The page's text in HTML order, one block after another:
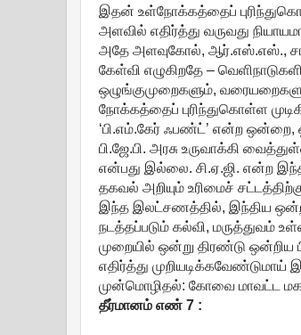
இதன் உள்நோக்கத்தைப்
அளவில் எதிர்த்து வருவது
அதே அளவுகோல், ஆர்.எஸ்.எஸ்., சங்
கேள்வி எழுகிறதே –
ஒழுங்குமுறைகளும்,
நோக்கத்தைப் புரிந்துகொள்ள
‘பி.எம்.கேர் ஃபண்ட்’ என்ற ஒன்றை,
பி.ஜே.பி. அரசு உருவாக்கி
என்பது இல்லை. சி.ஏ.ஜி. என்ற
தகவல் அறியும் உரிமைச்
இந்த இலட்சணத்தில், இந்திய
நடத்தப்படும் கல்வி, மருத்துவம்
முறையில் ஒன்று திரண்டு
எதிர்த்து முறியடிக்கவேண்டுமாய்
முன்மொழிதல்: கோவை மாவட்ட
தீர்மானம் எண்7 :